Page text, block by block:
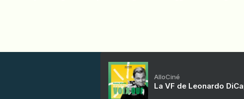
AlloCiné
La VF de Leonardo